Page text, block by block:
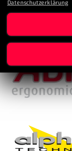
Datenschutzerklärung